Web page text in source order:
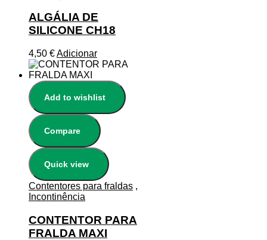
ALGÁLIA DE
SILICONE CH18
4,50 €Adicionar
Add to wishlist
Compare
Quick view
Contentores para fraldas ,
Incontinência
CONTENTOR PARA
FRALDA MAXI